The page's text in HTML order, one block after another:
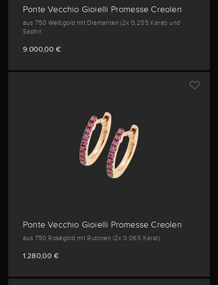
Ponte Vecchio Gioielli Promesse Creolen
aus 750 Weißgold mit Diamanten (2x 0,255 Karat) und
Saphir
9.000,00 €
Ponte Vecchio Gioielli Promesse Creolen
aus 750 Roségold mit Rubinen (2x 0,065 Karat)
1.280,00 €